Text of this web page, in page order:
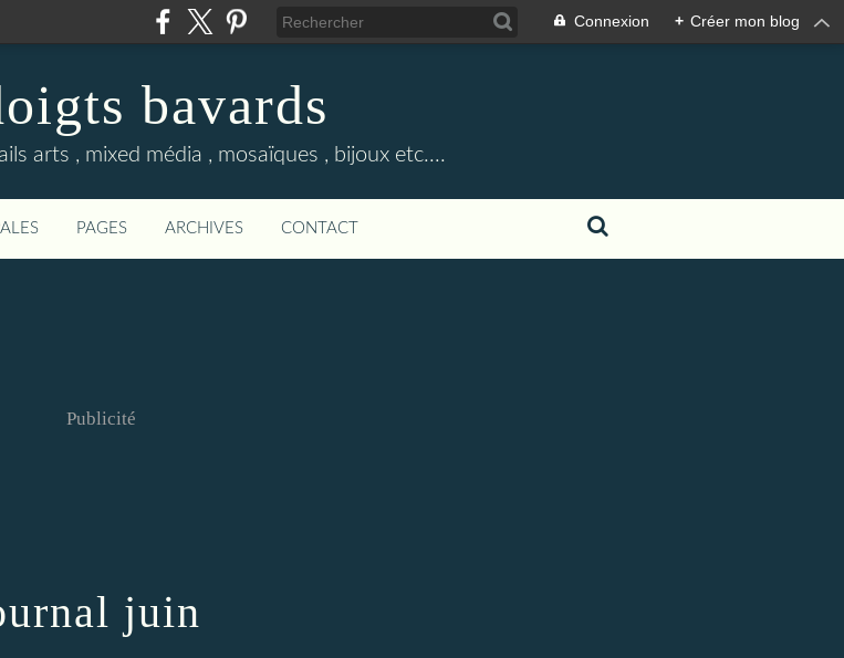
Connexion + Créer mon blog
bavards
arts , mixed média , mosaïques , bijoux etc....
PAGES ARCHIVES CONTACT
Publicité
juin